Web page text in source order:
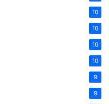
10
10
10
10
9
9